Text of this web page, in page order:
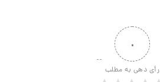
۰
رأی دهی به مطلب